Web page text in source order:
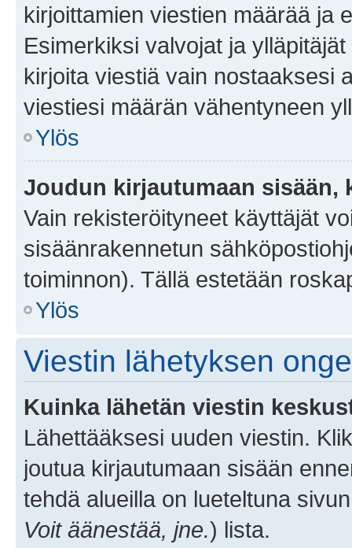
kirjoittamien viestien määrää ja
Esimerkiksi valvojat ja
kirjoita viestiä vain nostaaksesi
viestiesi määrän vähentyneen
Ylös
Joudun kirjautumaan sisään,
Vain rekisteröityneet käyttäjät
sisäänrakennetun
toiminnon). Tällä estetään
Ylös
Viestin lähetyksen
Kuinka lähetän viestin
Lähettääksesi uuden viestin.
joutua kirjautumaan sisään
tehdä alueilla on lueteltuna
Voit äänestää, jne.) lista.